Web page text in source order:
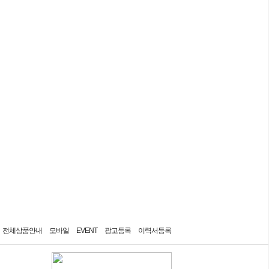
전체상품안내 모바일 EVENT 광고등록 이력서등록